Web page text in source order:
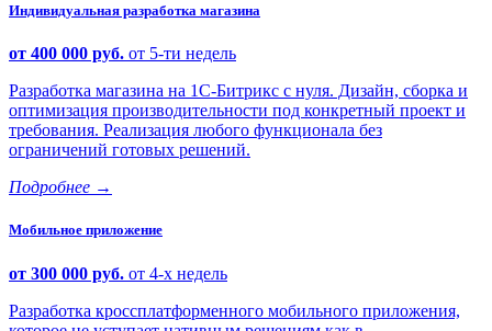
Индивидуальная разработка магазина
от 400 000 руб. от 5-ти недель
Разработка магазина на 1С-Битрикс с нуля. Дизайн, сборка и
оптимизация производительности под конкретный проект и
требования. Реализация любого функционала без
ограничений готовых решений.
Подробнее →
Мобильное приложение
от 300 000 руб. от 4-х недель
Разработка кроссплатформенного мобильного приложения,